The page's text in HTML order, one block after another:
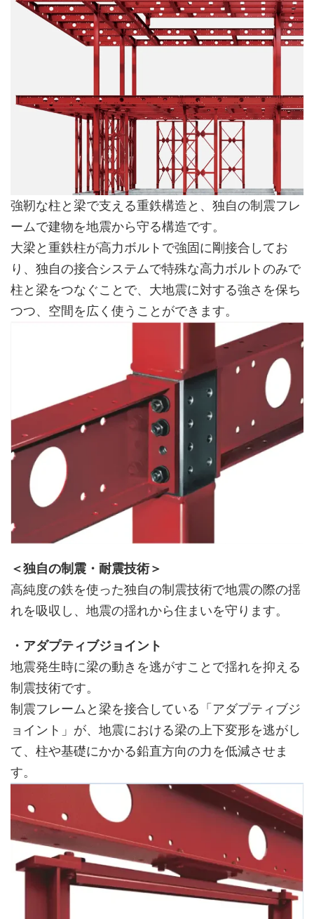
強靭な柱と梁で支える重鉄構造と、独自の制震フレ
ームで建物を地震から守る構造です。
大梁と重鉄柱が高力ボルトで強固に剛接合してお
り、独自の接合システムで特殊な高力ボルトのみで
柱と梁をつなぐことで、大地震に対する強さを保ち
つつ、空間を広く使うことができます。
＜独自の制震・耐震技術＞
高純度の鉄を使った独自の制震技術で地震の際の揺
れを吸収し、地震の揺れから住まいを守ります。
・アダプティブジョイント
地震発生時に梁の動きを逃がすことで揺れを抑える
制震技術です。
制震フレームと梁を接合している「アダプティブジ
ョイント」が、地震における梁の上下変形を逃がし
て、柱や基礎にかかる鉛直方向の力を低減させま
す。